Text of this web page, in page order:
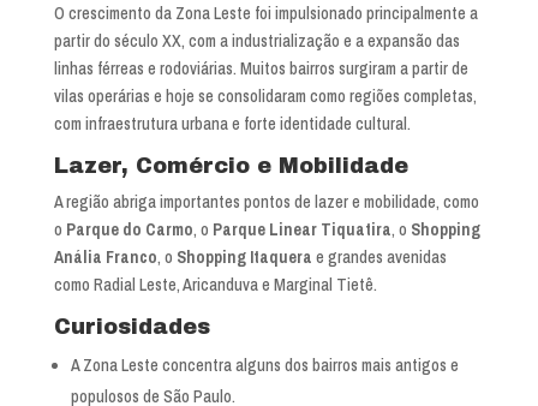
O crescimento da Zona Leste foi impulsionado principalmente a
partir do século XX, com a industrialização e a expansão das
linhas férreas e rodoviárias. Muitos bairros surgiram a partir de
vilas operárias e hoje se consolidaram como regiões completas,
com infraestrutura urbana e forte identidade cultural.
Lazer, Comércio e Mobilidade
A região abriga importantes pontos de lazer e mobilidade, como
o Parque do Carmo, o Parque Linear Tiquatira, o Shopping
Anália Franco, o Shopping Itaquera e grandes avenidas
como Radial Leste, Aricanduva e Marginal Tietê.
Curiosidades
A Zona Leste concentra alguns dos bairros mais antigos e
populosos de São Paulo.